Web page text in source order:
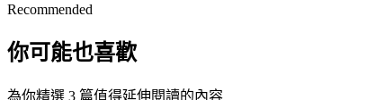
Recommended
你可能也喜歡
為你精選 3 篇值得延伸閱讀的內容